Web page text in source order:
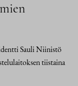
Sauli Niinistö
tiistaina